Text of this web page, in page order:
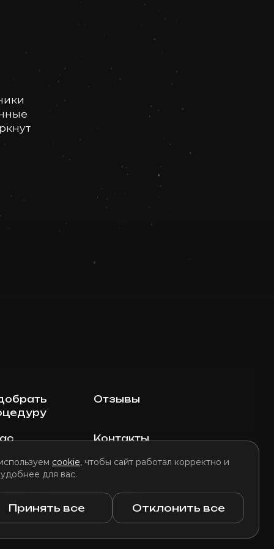
cookie, чтобы сайт работал корректно и
для вас.
Принять все Отклонить все
Отзывы
Контакты
использования файлов cookie